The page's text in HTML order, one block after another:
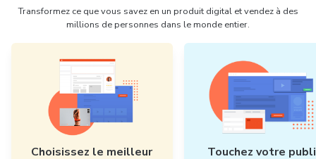
Transformez ce que vous savez en un produit digital et vendez à des
millions de personnes dans le monde entier.
Choisissez le meilleur
Touchez votre